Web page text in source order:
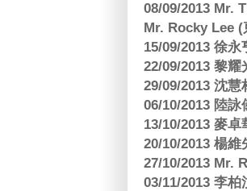
08/09/2013 Mr.
Mr. Rocky Lee
15/09/2013 徐
22/09/2013 黎
29/09/2013 沈
06/10/2013 陸
13/10/2013 麥
20/10/2013 楊
27/10/2013 Mr.
03/11/2013 李